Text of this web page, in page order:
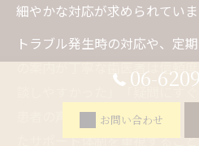
細やかな対応が求められていま
トラブル発生時の対応や、定
の案内が丁寧な歯医者は信頼
談しやすかった」「疑問にす
患者の声も多く見られます。
たサポート体制を重視するこ
06-
お問い合わせ